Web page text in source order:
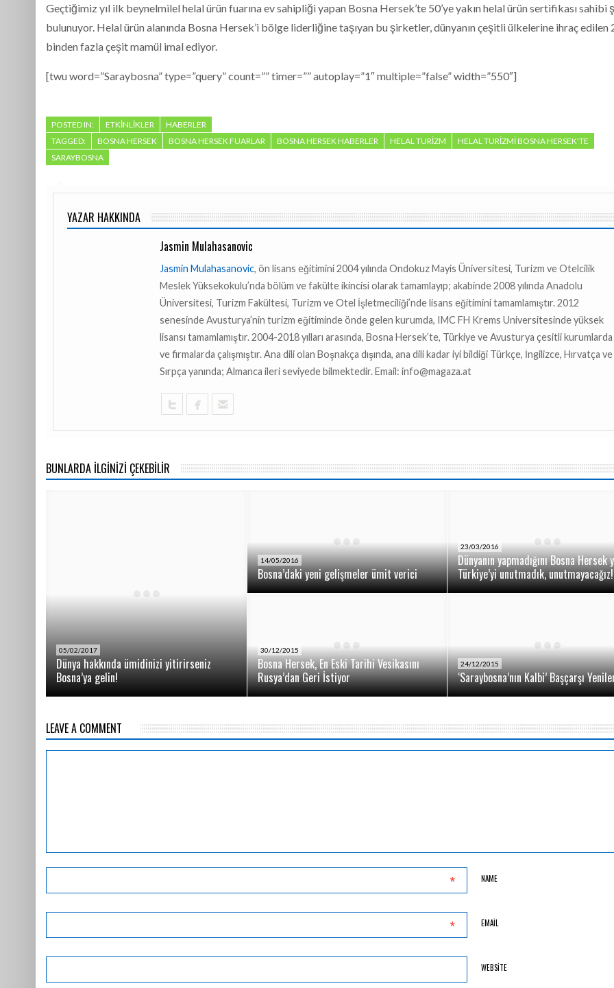
Geçtiğimiz yıl ilk beynelmilel helal ürün fuarına ev sahipliği yapan Bosna Hersek’te 50’ye yakın helal ürün sertifikası sahibi
bulunuyor. Helal ürün alanında Bosna Hersek’i bölge liderliğine taşıyan bu şirketler, dünyanın çeşitli ülkelerine ihraç edilen
binden fazla çeşit mamül imal ediyor.
[twu word=”Saraybosna” type=”query” count=”” timer=”” autoplay=”1″ multiple=”false” width=”550″]
POSTED IN: ETKINLIKLER
HABERLER
TAGGED:
BOSNA HERSEK BOSNA HERSEK FUARLAR BOSNA HERSEK HABERLER HELAL TURIZM
HELAL TURIZMI BOSNA HERSEK'TE
SARAYBOSNA
YAZAR HAKKINDA
Jasmin Mulahasanovic
Jasmin Mulahasanovic, ön lisans eğitimini 2004 yılında Ondokuz Mayis Üniversitesi, Turizm ve Otelcilik
Meslek Yüksekokulu’nda bölüm ve fakülte ikincisi olarak tamamlayıp; akabinde 2008 yılında Anadolu
Üniversitesi, Turizm Fakültesi, Turizm ve Otel İşletmeciliği’nde lisans eğitimini tamamlamıştır. 2012
senesinde Avusturya’nin turizm eğitiminde önde gelen kurumda, IMC FH Krems Universitesinde yüksek
lisansı tamamlamıştır. 2004-2018 yılları arasında, Bosna Hersek’te, Türkiye ve Avusturya çesitli kurumlarda
ve firmalarda çalışmıştır. Ana dili olan Boşnakça dışında, ana dili kadar iyi bildiği Türkçe, İngilizce, Hırvatça ve
Sırpça yanında; Almanca ileri seviyede bilmektedir. Email: info@magaza.at
BUNLARDA İLGİNİZİ ÇEKEBİLİR
05/02/2017
Dünya hakkında ümidinizi yitirirseniz
Bosna’ya gelin!
14/05/2016
Bosna’daki yeni gelişmeler ümit verici
23/03/2016
Dünyanın yapmadığını Bosna Hersek
Türkiye’yi unutmadık, unutmayacağız!
30/12/2015
Bosna Hersek, En Eski Tarihi Vesikasını
Rusya’dan Geri İstiyor
24/12/2015
‘Saraybosna’nın Kalbi’ Başçarşı
LEAVE A COMMENT
NAME
*
EMAIL
*
WEBSITE